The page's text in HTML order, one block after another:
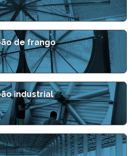
de frango
industrial